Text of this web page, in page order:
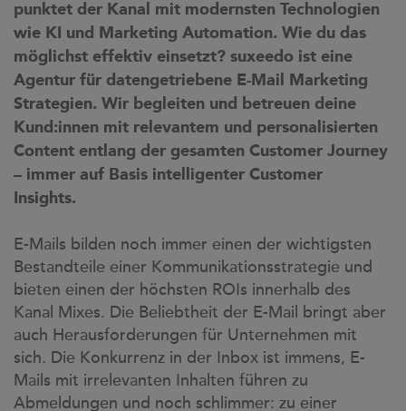
magazine
contact
punktet der Kanal mit modernsten Technologien
wie KI und Marketing Automation. Wie du das
möglichst effektiv einsetzt? suxeedo ist eine
Agentur für datengetriebene E-Mail Marketing
Strategien. Wir begleiten und betreuen deine
Kund:innen mit relevantem und personalisierten
Content entlang der gesamten Customer Journey
– immer auf Basis intelligenter Customer
Insights.
E-Mails bilden noch immer einen der wichtigsten
Bestandteile einer Kommunikationsstrategie und
bieten einen der höchsten ROIs innerhalb des
Kanal Mixes. Die Beliebtheit der E-Mail bringt aber
auch Herausforderungen für Unternehmen mit
sich. Die Konkurrenz in der Inbox ist immens, E-
Mails mit irrelevanten Inhalten führen zu
Abmeldungen und noch schlimmer: zu einer